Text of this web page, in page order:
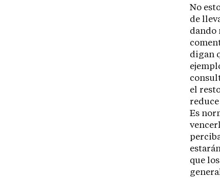
No
de
dando
digan
el
Es
que